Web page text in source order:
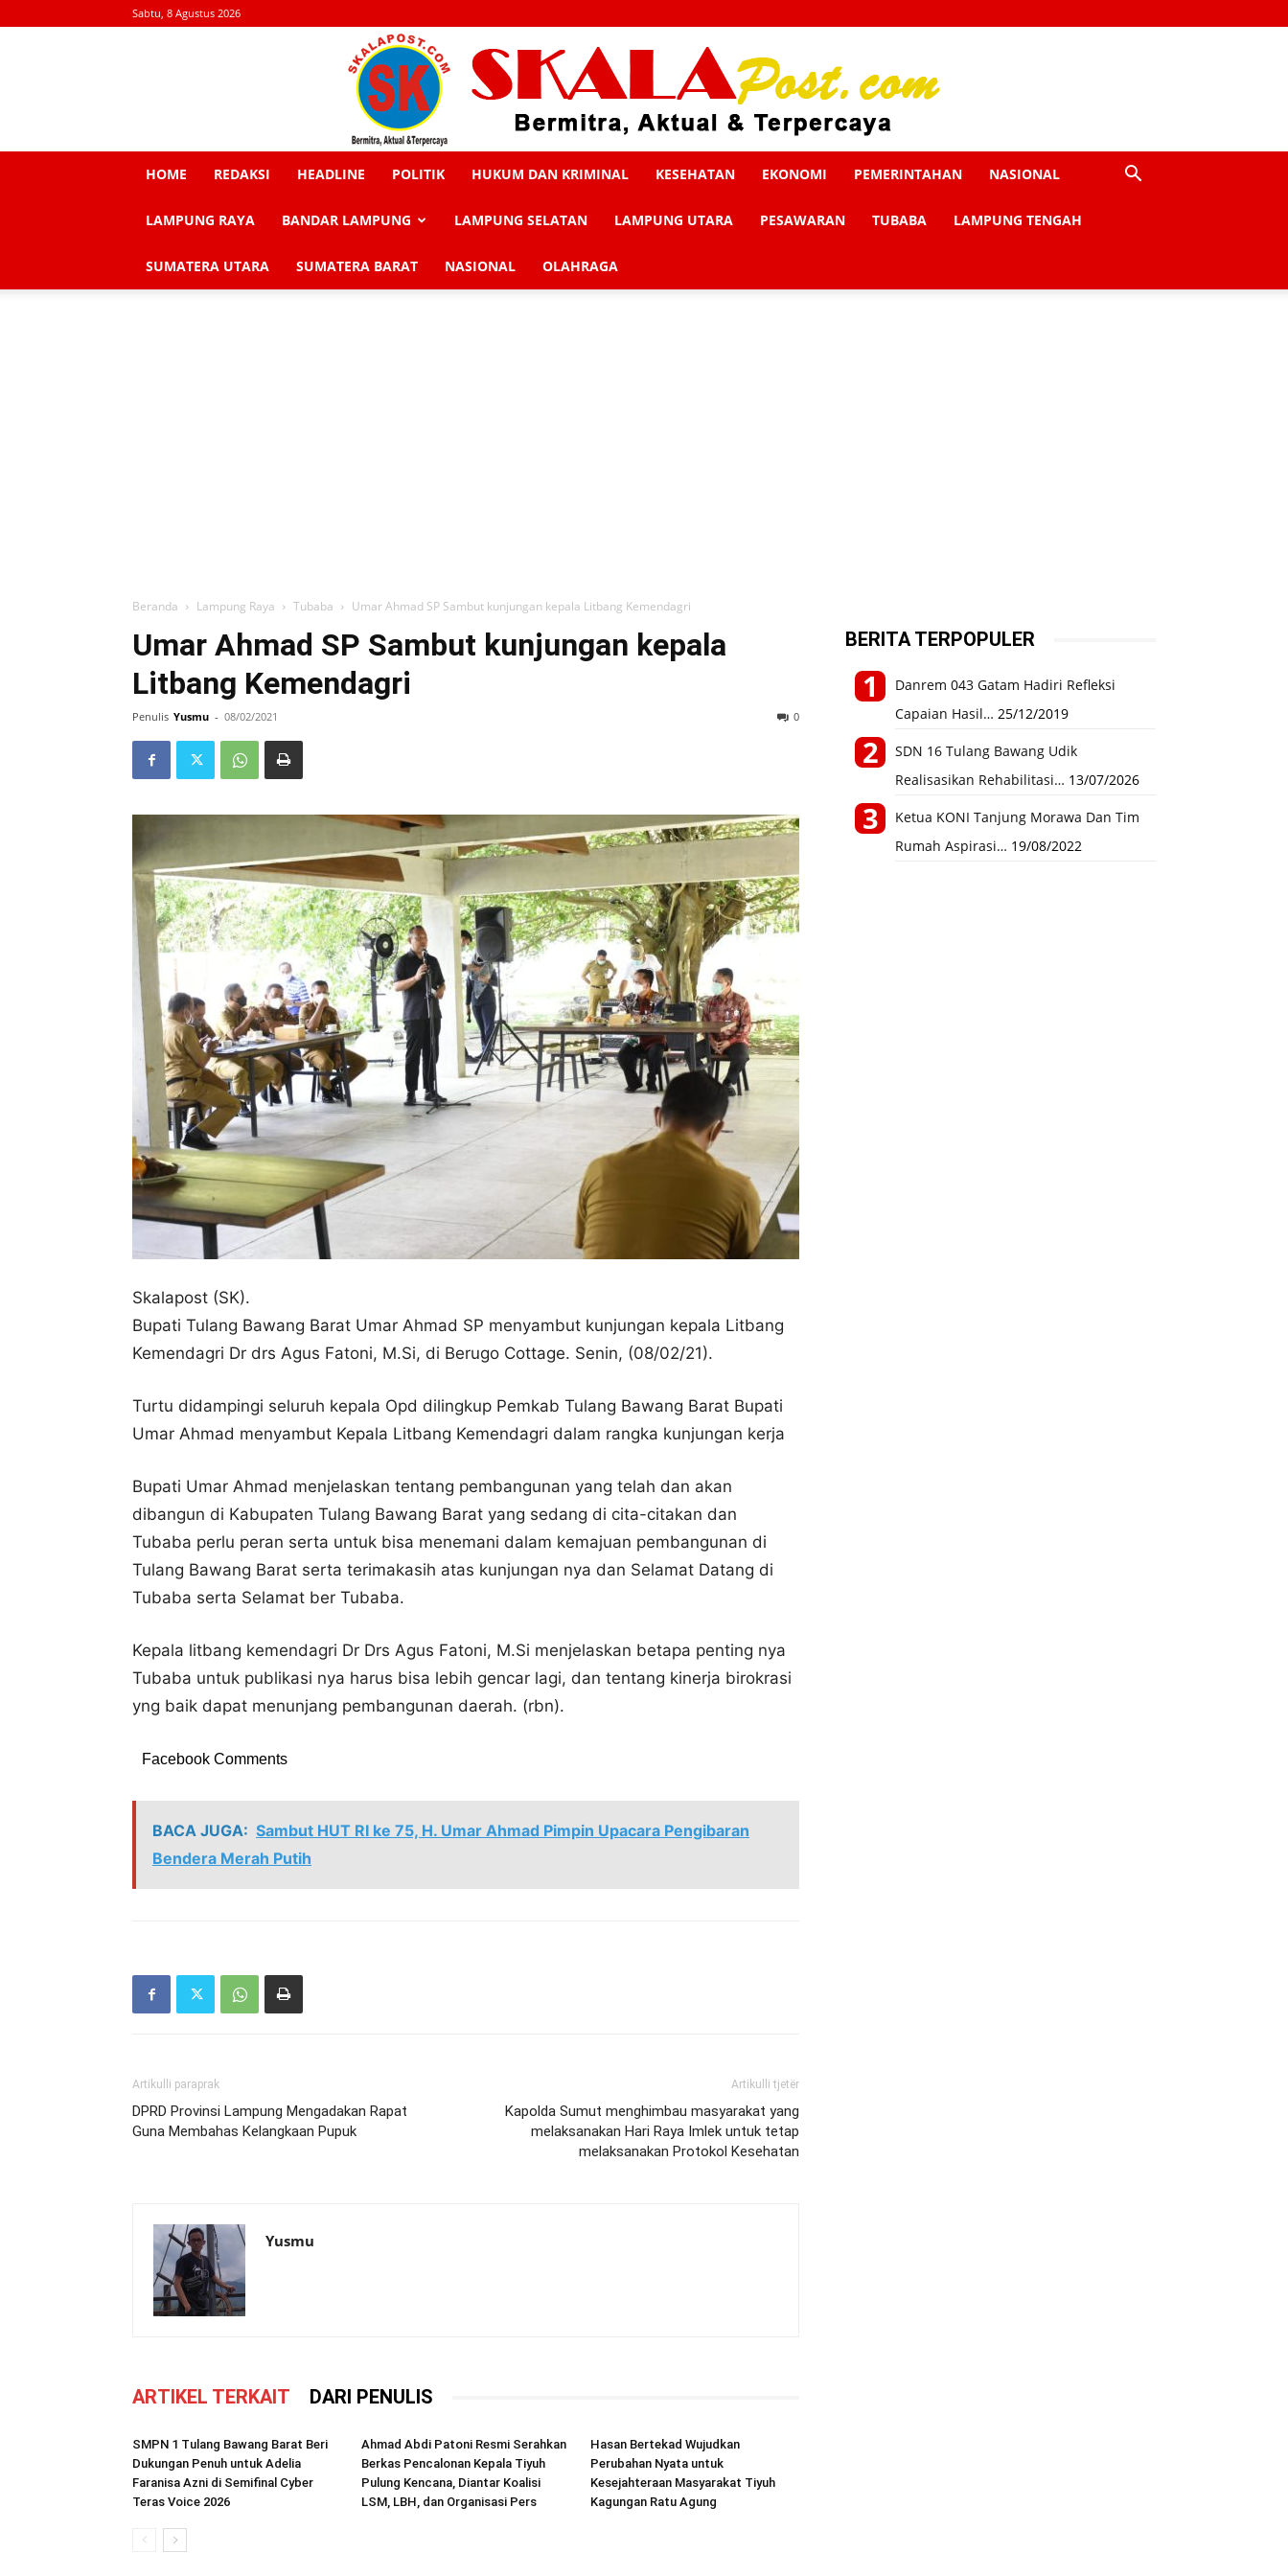
Sabtu, 8 Agustus 2026
HOME REDAKSI HEADLINE POLITIK HUKUM DAN KRIMINAL KESEHATAN EKONOMI PEMERINTAHAN NASIONAL
LAMPUNG RAYA BANDAR LAMPUNG LAMPUNG SELATAN LAMPUNG UTARA PESAWARAN TUBABA LAMPUNG TENGAH
SUMATERA UTARA SUMATERA BARAT NASIONAL OLAHRAGA
Beranda Lampung Raya Tubaba Umar Ahmad SP Sambut kunjungan kepala Litbang Kemendagri
Umar Ahmad SP Sambut kunjungan kepala
Litbang Kemendagri
Penulis Yusmu - 08/02/2021 0
Skalapost (SK).
Bupati Tulang Bawang Barat Umar Ahmad SP menyambut kunjungan kepala Litbang
Kemendagri Dr drs Agus Fatoni, M.Si, di Berugo Cottage. Senin, (08/02/21).
Turtu didampingi seluruh kepala Opd dilingkup Pemkab Tulang Bawang Barat Bupati
Umar Ahmad menyambut Kepala Litbang Kemendagri dalam rangka kunjungan kerja
Bupati Umar Ahmad menjelaskan tentang pembangunan yang telah dan akan
dibangun di Kabupaten Tulang Bawang Barat yang sedang di cita-citakan dan
Tubaba perlu peran serta untuk bisa menemani dalam kemajuan pembangunan di
Tulang Bawang Barat serta terimakasih atas kunjungan nya dan Selamat Datang di
Tubaba serta Selamat ber Tubaba.
Kepala litbang kemendagri Dr Drs Agus Fatoni, M.Si menjelaskan betapa penting nya
Tubaba untuk publikasi nya harus bisa lebih gencar lagi, dan tentang kinerja birokrasi
yng baik dapat menunjang pembangunan daerah. (rbn).
Facebook Comments
BACA JUGA: Sambut HUT RI ke 75, H. Umar Ahmad Pimpin Upacara Pengibaran
Bendera Merah Putih
Artikulli paraprak
DPRD Provinsi Lampung Mengadakan Rapat
Guna Membahas Kelangkaan Pupuk
Artikulli tjetër
Kapolda Sumut menghimbau masyarakat yang
melaksanakan Hari Raya Imlek untuk tetap
melaksanakan Protokol Kesehatan
Yusmu
ARTIKEL TERKAIT DARI PENULIS
SMPN 1 Tulang Bawang Barat Beri
Dukungan Penuh untuk Adelia
Faranisa Azni di Semifinal Cyber
Teras Voice 2026
Ahmad Abdi Patoni Resmi Serahkan
Berkas Pencalonan Kepala Tiyuh
Pulung Kencana, Diantar Koalisi
LSM, LBH, dan Organisasi Pers
Hasan Bertekad Wujudkan
Perubahan Nyata untuk
Kesejahteraan Masyarakat Tiyuh
Kagungan Ratu Agung
BERITA TERPOPULER
Danrem 043 Gatam Hadiri Refleksi
Capaian Hasil… 25/12/2019
SDN 16 Tulang Bawang Udik
Realisasikan Rehabilitasi… 13/07/2026
Ketua KONI Tanjung Morawa Dan Tim
Rumah Aspirasi… 19/08/2022